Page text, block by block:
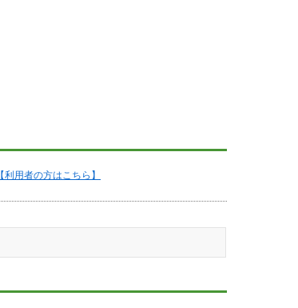
【利用者の方はこちら】